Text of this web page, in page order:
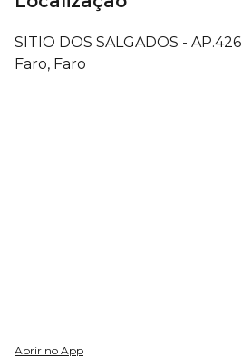
SITIO DOS SALGADOS - AP.426
Faro, Faro
Abrir no App